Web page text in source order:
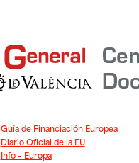
Guía de Financiación Europea
Diario Oficial de la EU
Info – Europa